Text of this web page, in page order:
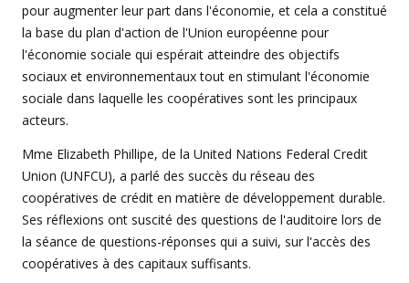
pour augmenter leur part dans l'économie, et cela a constitué
la base du plan d'action de l'Union européenne pour
l'économie sociale qui espérait atteindre des objectifs
sociaux et environnementaux tout en stimulant l'économie
sociale dans laquelle les coopératives sont les principaux
acteurs.
Mme Elizabeth Phillipe, de la United Nations Federal Credit
Union (UNFCU), a parlé des succès du réseau des
coopératives de crédit en matière de développement durable.
Ses réflexions ont suscité des questions de l'auditoire lors de
la séance de questions-réponses qui a suivi, sur l'accès des
coopératives à des capitaux suffisants.